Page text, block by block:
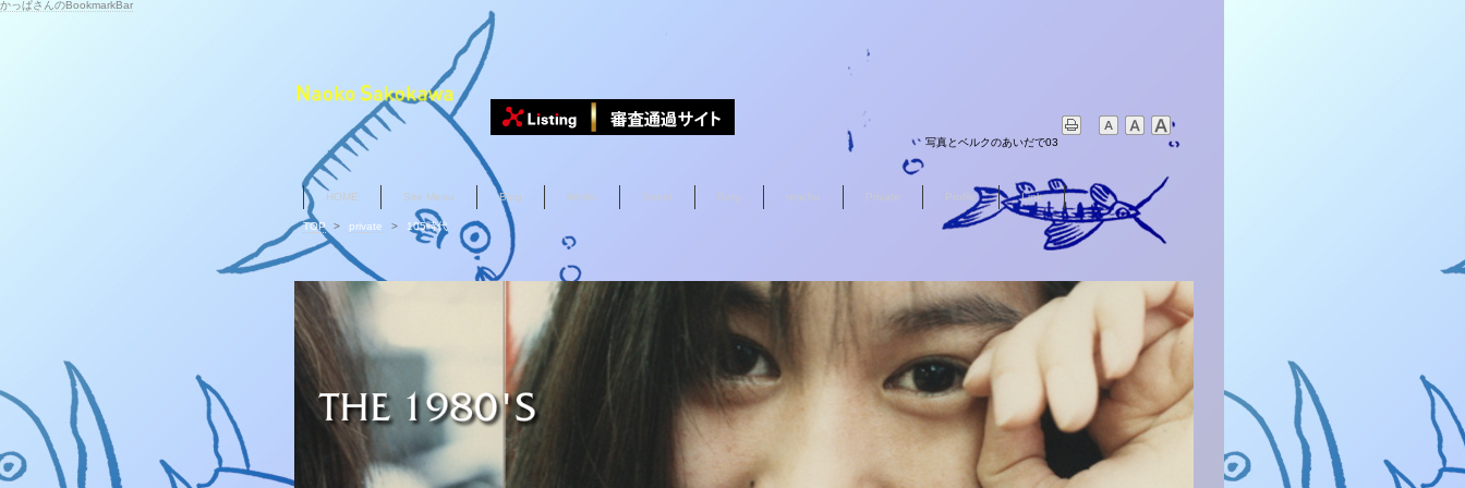
写真とベルクのあいだで03
HOME Site Menu Blog Works Street Berg tencho Private Profile Link
TOP > private > 105時代
かっぱさんのBookmarkBar